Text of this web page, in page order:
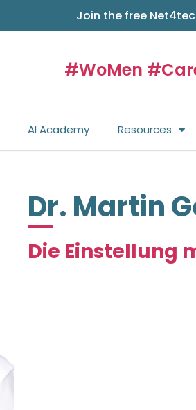
Join the free Net4tec
#WoMen
AI Academy Resources
Dr. Martin
Die Einstellung